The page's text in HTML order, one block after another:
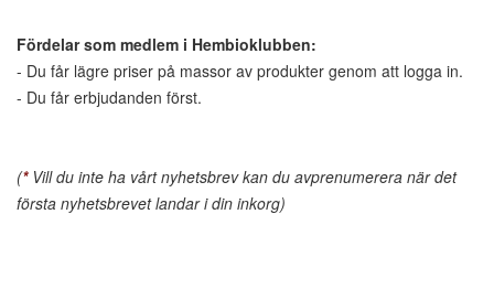
Fördelar som medlem i Hembioklubben:
- Du får lägre priser på massor av produkter genom att logga in.
- Du får erbjudanden först.
(*Vill du inte ha vårt nyhetsbrev kan du avprenumerera när det
första nyhetsbrevet landar i din inkorg)